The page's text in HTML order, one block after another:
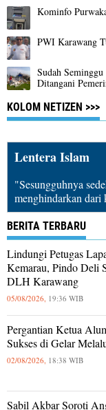
Kominfo
PWI Karawang
Sudah
Ditangani
KOLOM NETIZEN >>>
Lentera Islam
"Sesungguhnya
menghindarkan
BERITA TERBARU
Lindungi Petugas
Kemarau, Pindo Deli
DLH Karawang
05/08/2026, 19:36 WIB
Pergantian Ketua
Sukses di Gelar
02/08/2026, 18:38 WIB
Sabil Akbar Soroti